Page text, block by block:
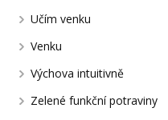
Učím venku
Venku
Výchova intuitivně
Zelené funkční potraviny